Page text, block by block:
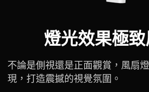
燈光效果極
不論是側視還是正面觀賞，風扇
現，打造震撼的視覺氛圍。